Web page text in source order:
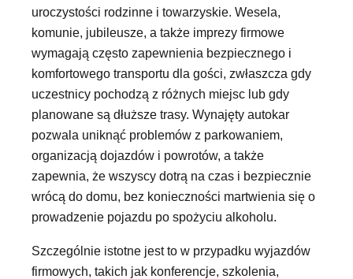
uroczystości rodzinne i towarzyskie. Wesela,
komunie, jubileusze, a także imprezy firmowe
wymagają często zapewnienia bezpiecznego i
komfortowego transportu dla gości, zwłaszcza gdy
uczestnicy pochodzą z różnych miejsc lub gdy
planowane są dłuższe trasy. Wynajęty autokar
pozwala uniknąć problemów z parkowaniem,
organizacją dojazdów i powrotów, a także
zapewnia, że wszyscy dotrą na czas i bezpiecznie
wrócą do domu, bez konieczności martwienia się o
prowadzenie pojazdu po spożyciu alkoholu.
Szczególnie istotne jest to w przypadku wyjazdów
firmowych, takich jak konferencje, szkolenia,